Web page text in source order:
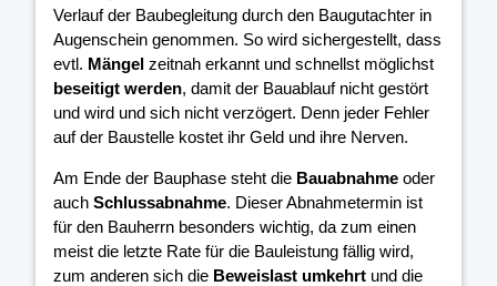
Verlauf der Baubegleitung durch den Baugutachter in
Augenschein genommen. So wird sichergestellt, dass
evtl. Mängel zeitnah erkannt und schnellst möglichst
beseitigt werden, damit der Bauablauf nicht gestört
und wird und sich nicht verzögert. Denn jeder Fehler
auf der Baustelle kostet ihr Geld und ihre Nerven.
Am Ende der Bauphase steht die Bauabnahme oder
auch Schlussabnahme. Dieser Abnahmetermin ist
für den Bauherrn besonders wichtig, da zum einen
meist die letzte Rate für die Bauleistung fällig wird,
zum anderen sich die Beweislast umkehrt und die